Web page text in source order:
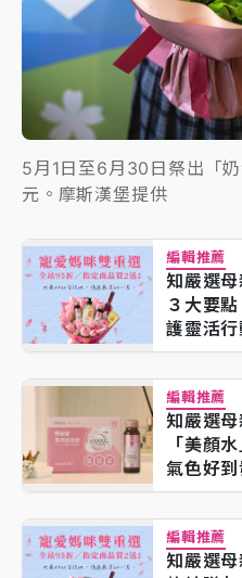
5月1日至6月30日祭出「
元。摩斯漢堡提供
編輯推薦
知嚴選
３大要
護靈活行
編輯推薦
知嚴選
「美顏
氣色好
編輯推薦
知嚴選